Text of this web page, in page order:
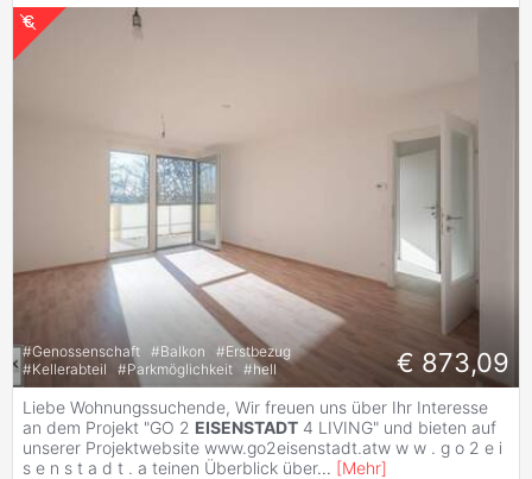
#Genossenschaft #Balkon #Erstbezug
#Kellerabteil #Parkmöglichkeit #hell € 873,09
Liebe Wohnungssuchende, Wir freuen uns über Ihr Interesse
an dem Projekt "GO 2 EISENSTADT 4 LIVING" und bieten auf
unserer Projektwebsite www.go2eisenstadt.atw w w . g o 2 e i
s e n s t a d t . a teinen Überblick über... [Mehr]